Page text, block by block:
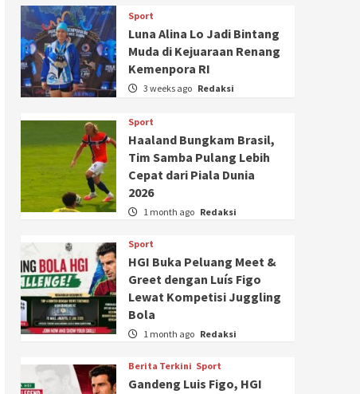
Sport
Luna Alina Lo Jadi Bintang
Muda di Kejuaraan Renang
Kemenpora RI
3 weeks ago Redaksi
Sport
Haaland Bungkam Brasil,
Tim Samba Pulang Lebih
Cepat dari Piala Dunia
2026
1 month ago Redaksi
Sport
HGI Buka Peluang Meet &
Greet dengan Luís Figo
Lewat Kompetisi Juggling
Bola
1 month ago Redaksi
Berita Terkini Sport
Gandeng Luis Figo, HGI